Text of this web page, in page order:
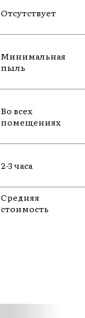
Отсутствует
Минимальная
пыль
Во всех
помещениях
2-3 часа
Средняя
стоимость